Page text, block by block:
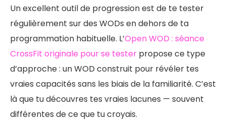
Un excellent outil de progression est de te tester
régulièrement sur des WODs en dehors de ta
programmation habituelle. L’Open WOD : séance
CrossFit originale pour se tester propose ce type
d’approche : un WOD construit pour révéler tes
vraies capacités sans les biais de la familiarité. C’est
là que tu découvres tes vraies lacunes — souvent
différentes de ce que tu croyais.